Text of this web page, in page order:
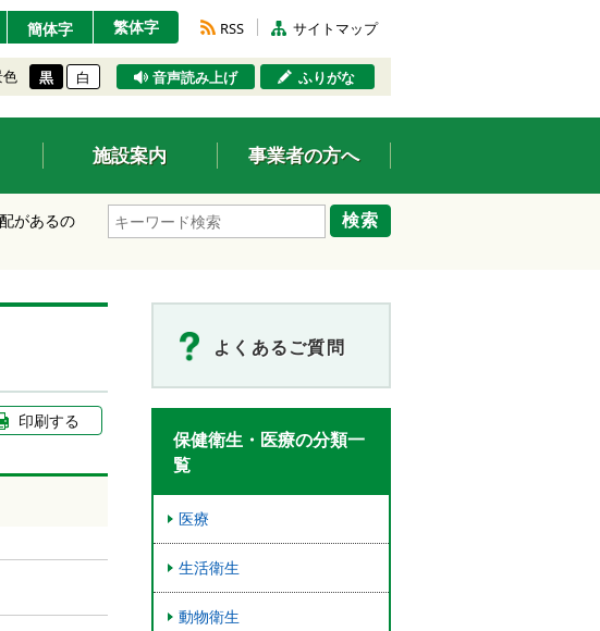
簡体字 繁体字 RSS サイトマップ
色 黒 白 音声読み上げ ふりがな
施設案内 事業者の方へ
検索
があるの
印刷する
よくあるご質問
保健衛生・医療の分類一
覧
医療
生活衛生
動物衛生